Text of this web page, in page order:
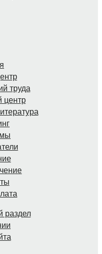
труда
центр
раздел